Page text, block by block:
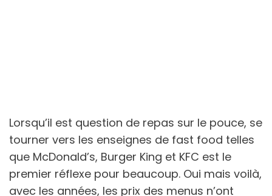
Lorsqu’il est question de repas sur le pouce, se
tourner vers les enseignes de fast food telles
que McDonald’s, Burger King et KFC est le
premier réflexe pour beaucoup. Oui mais voilà,
avec les années, les prix des menus n’ont